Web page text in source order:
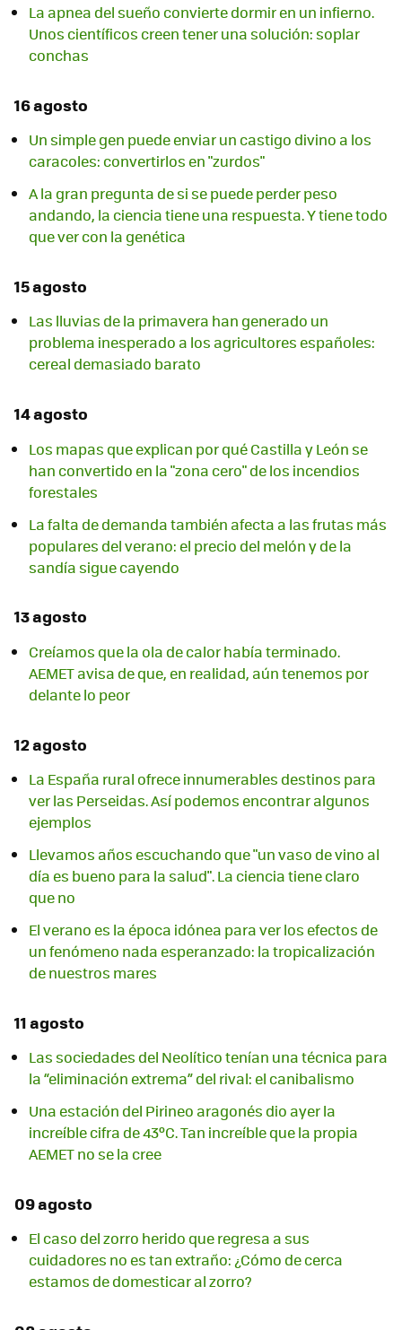
La apnea del sueño convierte dormir en un infierno.
Unos científicos creen tener una solución: soplar
conchas
16 agosto
Un simple gen puede enviar un castigo divino a los
caracoles: convertirlos en "zurdos"
A la gran pregunta de si se puede perder peso
andando, la ciencia tiene una respuesta. Y tiene todo
que ver con la genética
15 agosto
Las lluvias de la primavera han generado un
problema inesperado a los agricultores españoles:
cereal demasiado barato
14 agosto
Los mapas que explican por qué Castilla y León se
han convertido en la "zona cero" de los incendios
forestales
La falta de demanda también afecta a las frutas más
populares del verano: el precio del melón y de la
sandía sigue cayendo
13 agosto
Creíamos que la ola de calor había terminado.
AEMET avisa de que, en realidad, aún tenemos por
delante lo peor
12 agosto
La España rural ofrece innumerables destinos para
ver las Perseidas. Así podemos encontrar algunos
ejemplos
Llevamos años escuchando que "un vaso de vino al
día es bueno para la salud". La ciencia tiene claro
que no
El verano es la época idónea para ver los efectos de
un fenómeno nada esperanzado: la tropicalización
de nuestros mares
11 agosto
Las sociedades del Neolítico tenían una técnica para
la “eliminación extrema” del rival: el canibalismo
Una estación del Pirineo aragonés dio ayer la
increíble cifra de 43ºC. Tan increíble que la propia
AEMET no se la cree
09 agosto
El caso del zorro herido que regresa a sus
cuidadores no es tan extraño: ¿Cómo de cerca
estamos de domesticar al zorro?